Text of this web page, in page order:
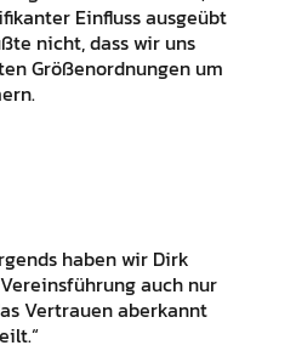
Einfluss ausgeübt
nicht, dass wir uns
Größenordnungen um
haben wir Dirk
auch nur
Vertrauen aberkannt